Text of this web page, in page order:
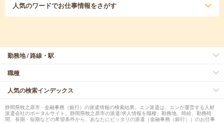
人気のワードでお仕事情報をさがす
勤務地 / 路線・駅
職種
人気の検索インデックス
静岡県牧之原市 - 金融事務（銀行）の派遣情報の検索結果。エン派遣は、エンが運営する人材
派遣会社のポータルサイト。静岡県牧之原市の派遣/求人情報を職種、勤務地、時給、勤務時
間、長期・短期などの希望条件から、あなたにピッタリの派遣（金融事務（銀行））のお仕事